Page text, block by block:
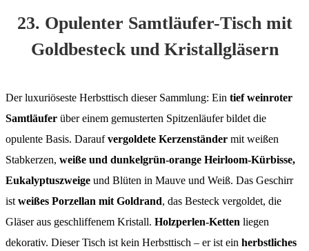
23. Opulenter Samtläufer-Tisch mit
Goldbesteck und Kristallgläsern
Der luxuriöseste Herbsttisch dieser Sammlung: Ein tief weinroter
Samtläufer über einem gemusterten Spitzenläufer bildet die
opulente Basis. Daraufvergoldete Kerzenständer mit weißen
Stabkerzen, weiße und dunkelgrün-orange Heirloom-Kürbisse,
Eukalyptuszweige und Blüten in Mauve und Weiß. Das Geschirr
ist weißes Porzellan mit Goldrand, das Besteck vergoldet, die
Gläser aus geschliffenem Kristall. Holzperlen-Ketten liegen
dekorativ. Dieser Tisch ist kein Herbsttisch – er ist ein herbstliches